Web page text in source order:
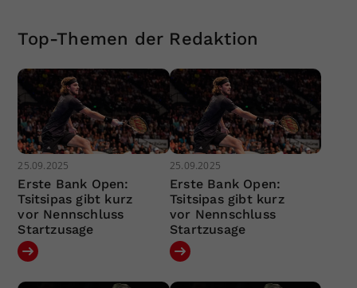
Top-Themen der Redaktion
25.09.2025
Erste Bank Open:
Tsitsipas gibt kurz
vor Nennschluss
Startzusage
25.09.2025
Erste Bank Open:
Tsitsipas gibt kurz
vor Nennschluss
Startzusage